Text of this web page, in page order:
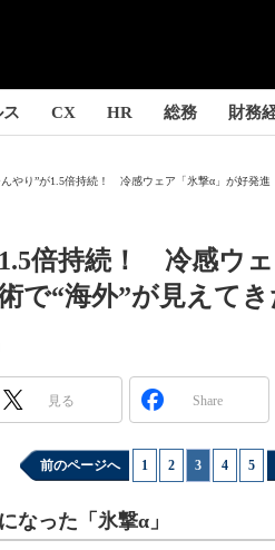
CX HR 総務 財務
んやり”が1.5倍持続！ 冷感ウェア「氷撃α」が好発進
倍持続！ 冷感ウ
で“海外”が見えてき
見る Share
前のページへ 1 2 3 4 5
なった「氷撃α」